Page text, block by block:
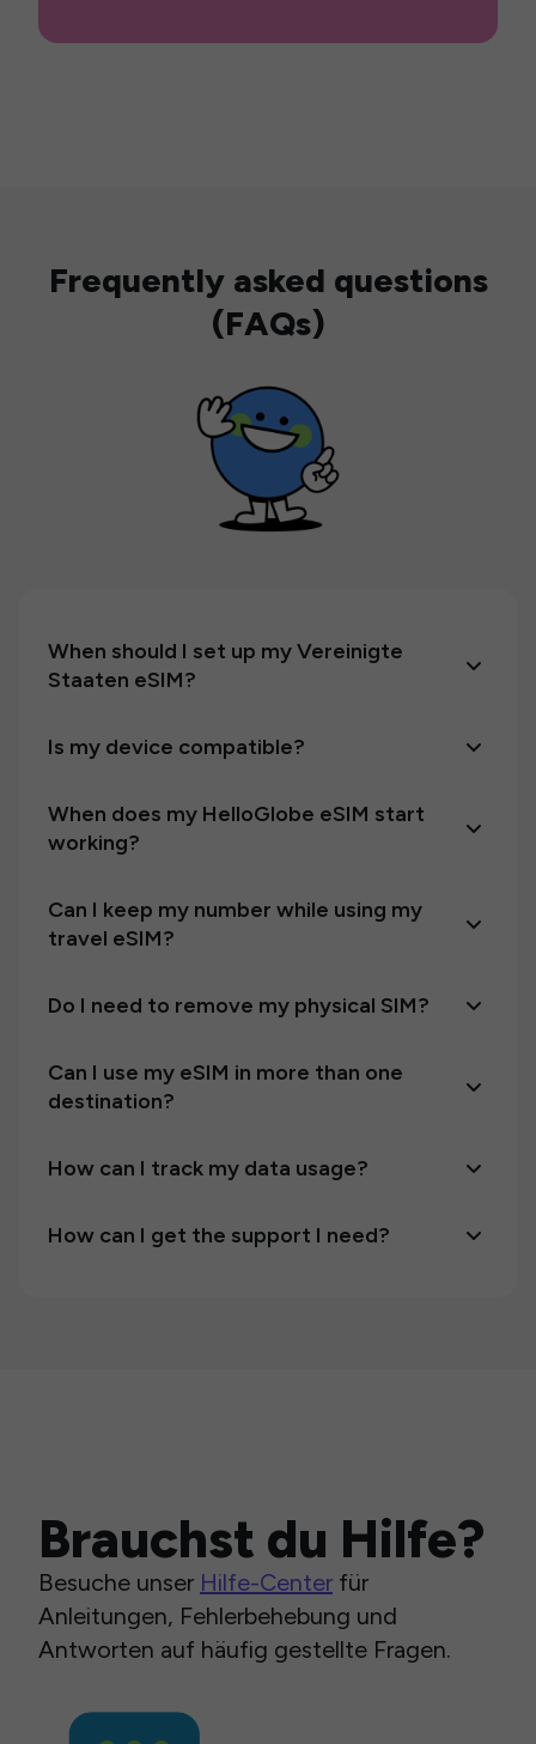
Frequently asked questions
(FAQs)
When should I set up my Vereinigte
Staaten eSIM?
Is my device compatible?
When does my HelloGlobe eSIM start
working?
Can I keep my number while using my
travel eSIM?
Do I need to remove my physical SIM?
Can I use my eSIM in more than one
destination?
How can I track my data usage?
How can I get the support I need?
Brauchst du Hilfe?
Besuche unser Hilfe-Center für
Anleitungen, Fehlerbehebung und
Antworten auf häufig gestellte Fragen.